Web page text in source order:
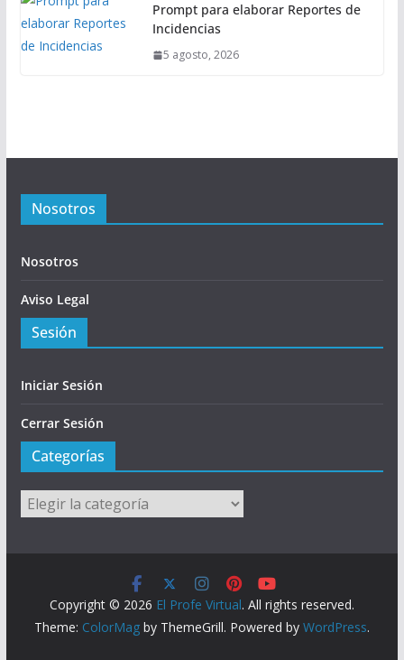
Prompt para elaborar Reportes de
Incidencias
5 agosto, 2026
Nosotros
Nosotros
Aviso Legal
Sesión
Iniciar Sesión
Cerrar Sesión
Categorías
Categorías
Copyright © 2026 El Profe Virtual. All rights reserved.
Theme: ColorMagby ThemeGrill. Powered by WordPress.